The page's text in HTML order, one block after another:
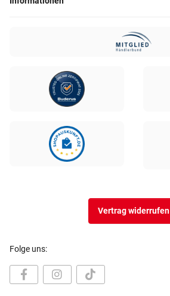
Vertrag widerrufen
Folge uns: